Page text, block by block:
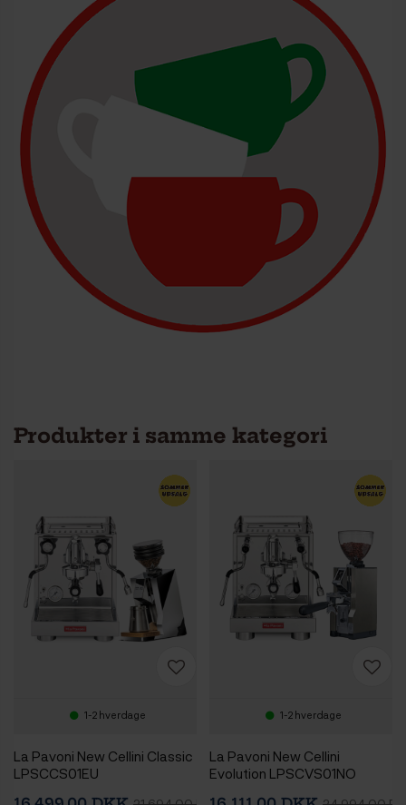
Produkter i samme kategori
1-2 hverdage
La Pavoni New Cellini Classic
LPSCCS01EU
1-2 hverdage
La Pavoni New Cellini
Evolution LPSCVS01NO